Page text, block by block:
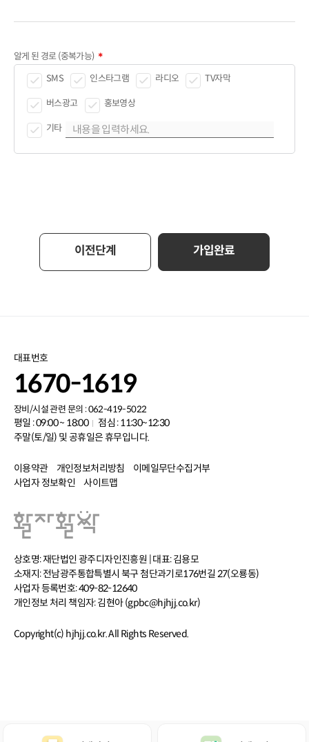
알게 된 경로 (중복가능) ＊
SMS
인스타그램 라디오 TV자막
버스광고 홍보영상
기타
이전단계 가입완료
상호명: 재단법인 광주디자인진흥원 | 대표: 김용모
소재지: 전남광주통합특별시 북구 첨단과기로176번길 27(오룡동)
사업자 등록번호: 409-82-12640
개인정보 처리 책임자: 김현아 (gpbc@hjhjj.co.kr)
Copyright(c) hjhjj.co.kr. All Rights Reserved.
대표번호
1670-1619
장비/시설 관련 문의 : 062-419-5022
평일 : 09:00 ~ 18:00
점심 : 11:30~12:30
주말(토/일) 및 공휴일은 휴무입니다.
이용약관 개인정보처리방침
이메일무단수집거부
사업자 정보확인
사이트맵